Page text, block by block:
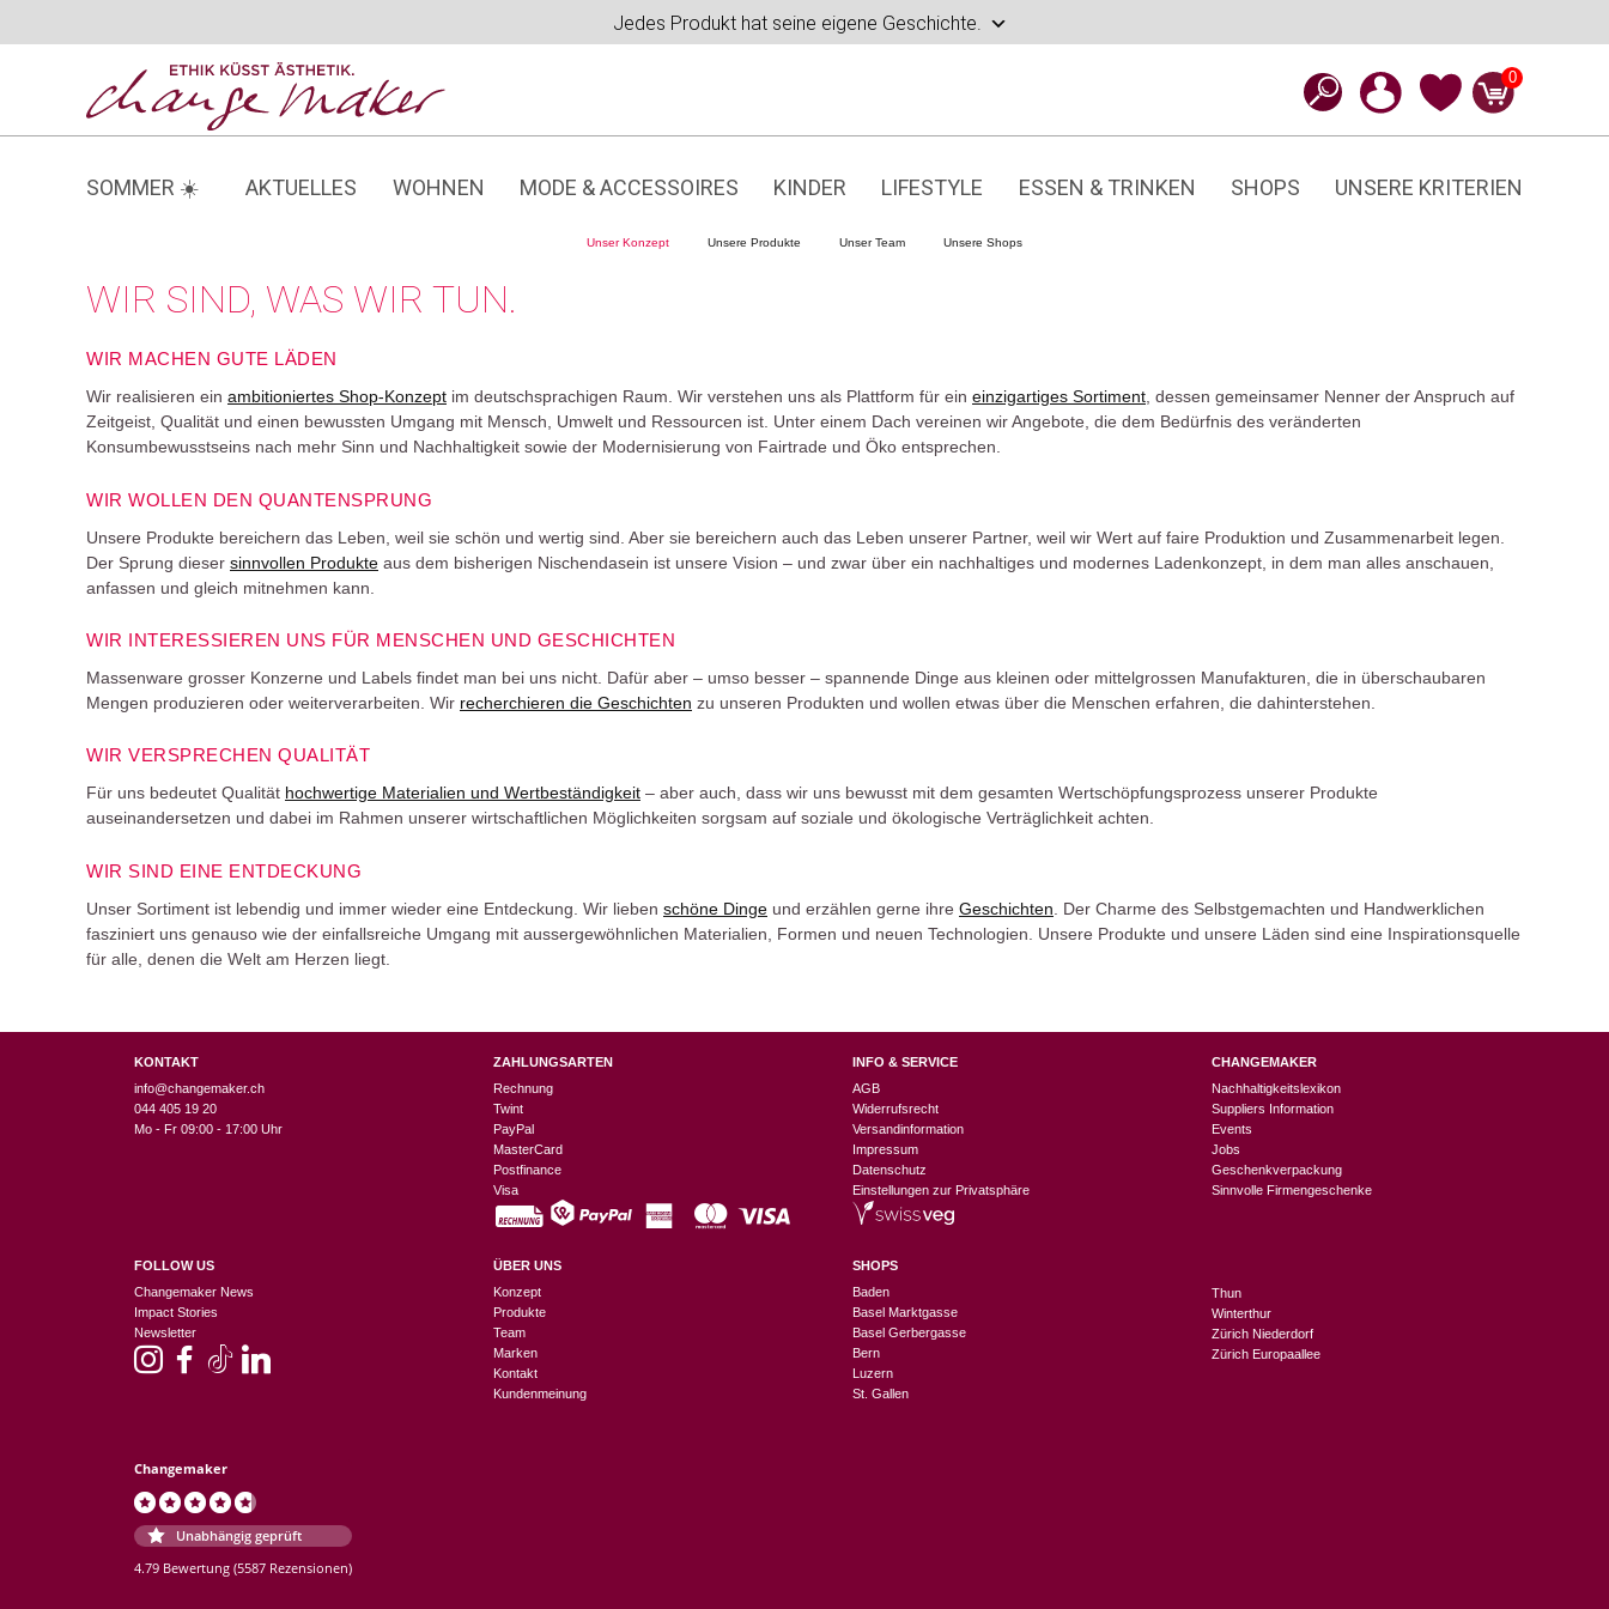
Jedes Produkt hat seine eigene Geschichte.
0
SOMMER ☀️ AKTUELLES WOHNEN MODE & ACCESSOIRES KINDER LIFESTYLE ESSEN & TRINKEN SHOPS UNSERE KRITERIEN
Unser Konzept Unsere Produkte Unser Team Unsere Shops
WIR SIND, WAS WIR TUN.
WIR MACHEN GUTE LÄDEN
Wir realisieren ein ambitioniertes Shop-Konzept im deutschsprachigen Raum. Wir verstehen uns als Plattform für ein einzigartiges Sortiment, dessen gemeinsamer Nenner der Anspruch auf
Zeitgeist, Qualität und einen bewussten Umgang mit Mensch, Umwelt und Ressourcen ist. Unter einem Dach vereinen wir Angebote, die dem Bedürfnis des veränderten
Konsumbewusstseins nach mehr Sinn und Nachhaltigkeit sowie der Modernisierung von Fairtrade und Öko entsprechen.
WIR WOLLEN DEN QUANTENSPRUNG
Unsere Produkte bereichern das Leben, weil sie schön und wertig sind. Aber sie bereichern auch das Leben unserer Partner, weil wir Wert auf faire Produktion und Zusammenarbeit legen.
Der Sprung dieser sinnvollen Produkte aus dem bisherigen Nischendasein ist unsere Vision – und zwar über ein nachhaltiges und modernes Ladenkonzept, in dem man alles anschauen,
anfassen und gleich mitnehmen kann.
WIR INTERESSIEREN UNS FÜR MENSCHEN UND GESCHICHTEN
Massenware grosser Konzerne und Labels findet man bei uns nicht. Dafür aber – umso besser – spannende Dinge aus kleinen oder mittelgrossen Manufakturen, die in überschaubaren
Mengen produzieren oder weiterverarbeiten. Wir recherchieren die Geschichten zu unseren Produkten und wollen etwas über die Menschen erfahren, die dahinterstehen.
WIR VERSPRECHEN QUALITÄT
Für uns bedeutet Qualität hochwertige Materialien und Wertbeständigkeit – aber auch, dass wir uns bewusst mit dem gesamten Wertschöpfungsprozess unserer Produkte
auseinandersetzen und dabei im Rahmen unserer wirtschaftlichen Möglichkeiten sorgsam auf soziale und ökologische Verträglichkeit achten.
WIR SIND EINE ENTDECKUNG
Unser Sortiment ist lebendig und immer wieder eine Entdeckung. Wir lieben schöne Dinge und erzählen gerne ihre Geschichten . Der Charme des Selbstgemachten und Handwerklichen
fasziniert uns genauso wie der einfallsreiche Umgang mit aussergewöhnlichen Materialien, Formen und neuen Technologien. Unsere Produkte und unsere Läden sind eine Inspirationsquelle
für alle, denen die Welt am Herzen liegt.
KONTAKT
info@changemaker.ch
044 405 19 20
Mo - Fr 09:00 - 17:00 Uhr
FOLLOW US
Changemaker News
Impact Stories
Newsletter
Changemaker
Unabhängig geprüft
4.79 Bewertung (5587 Rezensionen)
ZAHLUNGSARTEN
Rechnung
Twint
PayPal
MasterCard
Postfinance
Visa
ÜBER UNS
Konzept
Produkte
Team
Marken
Kontakt
Kundenmeinung
INFO & SERVICE
AGB
Widerrufsrecht
Versandinformation
Impressum
Datenschutz
Einstellungen zur Privatsphäre
SHOPS
Baden
Basel Marktgasse
Basel Gerbergasse
Bern
Luzern
St. Gallen
CHANGEMAKER
Nachhaltigkeitslexikon
Suppliers Information
Events
Jobs
Geschenkverpackung
Sinnvolle Firmengeschenke
Thun
Winterthur
Zürich Niederdorf
Zürich Europaallee